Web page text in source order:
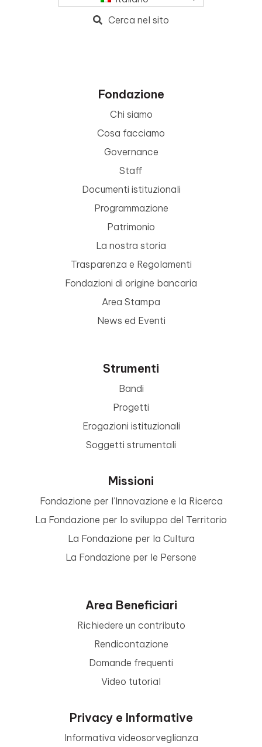
Cerca nel sito
Fondazione
Chi siamo
Cosa facciamo
Governance
Staff
Documenti istituzionali
Programmazione
Patrimonio
La nostra storia
Trasparenza e Regolamenti
Fondazioni di origine bancaria
Area Stampa
News ed Eventi
Strumenti
Bandi
Progetti
Erogazioni istituzionali
Soggetti strumentali
Missioni
Fondazione per l’Innovazione e la Ricerca
La Fondazione per lo sviluppo del Territorio
La Fondazione per la Cultura
La Fondazione per le Persone
Area Beneficiari
Richiedere un contributo
Rendicontazione
Domande frequenti
Video tutorial
Privacy e Informative
Informativa videosorveglianza